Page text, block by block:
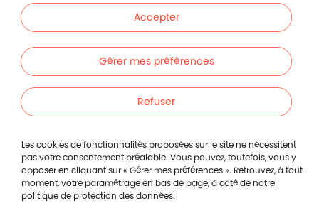
Malakoff Humanis à vos côtés.
Particuliers
Entreprises
Footer autres liens
Autres
Les cookies de fonctionnalités proposées sur le site ne nécessitent
pas votre consentement préalable. Vous pouvez, toutefois, vous y
opposer en cliquant sur « Gérer mes préférences ». Retrouvez, à tout
moment, votre paramétrage en bas de page, à côté de notre
politique de protection des données.
Refuser
Gérer mes préférences
Accepter